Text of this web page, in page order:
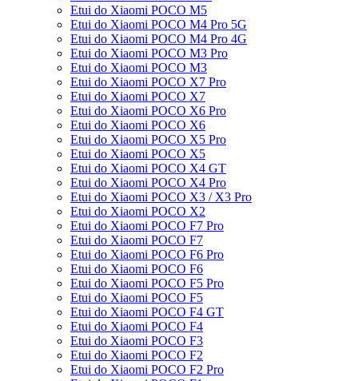
Etui do Xiaomi POCO M5
Etui do Xiaomi POCO M4 Pro 5G
Etui do Xiaomi POCO M4 Pro 4G
Etui do Xiaomi POCO M3 Pro
Etui do Xiaomi POCO M3
Etui do Xiaomi POCO X7 Pro
Etui do Xiaomi POCO X7
Etui do Xiaomi POCO X6 Pro
Etui do Xiaomi POCO X6
Etui do Xiaomi POCO X5 Pro
Etui do Xiaomi POCO X5
Etui do Xiaomi POCO X4 GT
Etui do Xiaomi POCO X4 Pro
Etui do Xiaomi POCO X3 / X3 Pro
Etui do Xiaomi POCO X2
Etui do Xiaomi POCO F7 Pro
Etui do Xiaomi POCO F7
Etui do Xiaomi POCO F6 Pro
Etui do Xiaomi POCO F6
Etui do Xiaomi POCO F5 Pro
Etui do Xiaomi POCO F5
Etui do Xiaomi POCO F4 GT
Etui do Xiaomi POCO F4
Etui do Xiaomi POCO F3
Etui do Xiaomi POCO F2
Etui do Xiaomi POCO F2 Pro